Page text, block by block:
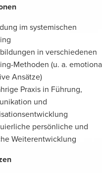
im systemischen
in verschiedenen
Methoden (u. a.
Ansätze)
Praxis in Führung,
und
persönliche und
Weiterentwicklung